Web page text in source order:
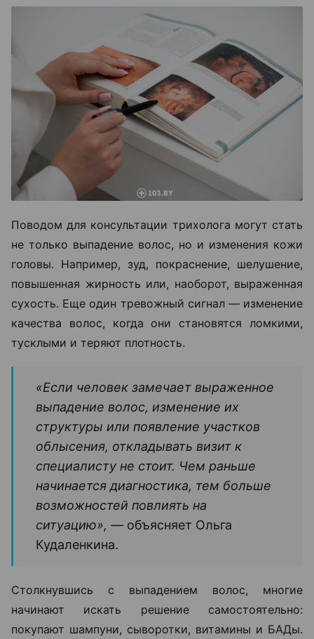
Поводом для консультации трихолога могут стать
не только выпадение волос, но и изменения кожи
головы. Например, зуд, покраснение, шелушение,
повышенная жирность или, наоборот, выраженная
сухость. Еще один тревожный сигнал — изменение
качества волос, когда они становятся ломкими,
тусклыми и теряют плотность.
«Если человек замечает выраженное
выпадение волос, изменение их
структуры или появление участков
облысения, откладывать визит к
специалисту не стоит. Чем раньше
начинается диагностика, тем больше
возможностей повлиять на
ситуацию», — объясняет Ольга
Кудаленкина.
Столкнувшись с выпадением волос, многие
начинают искать решение самостоятельно:
покупают шампуни, сыворотки, витамины и БАДы.